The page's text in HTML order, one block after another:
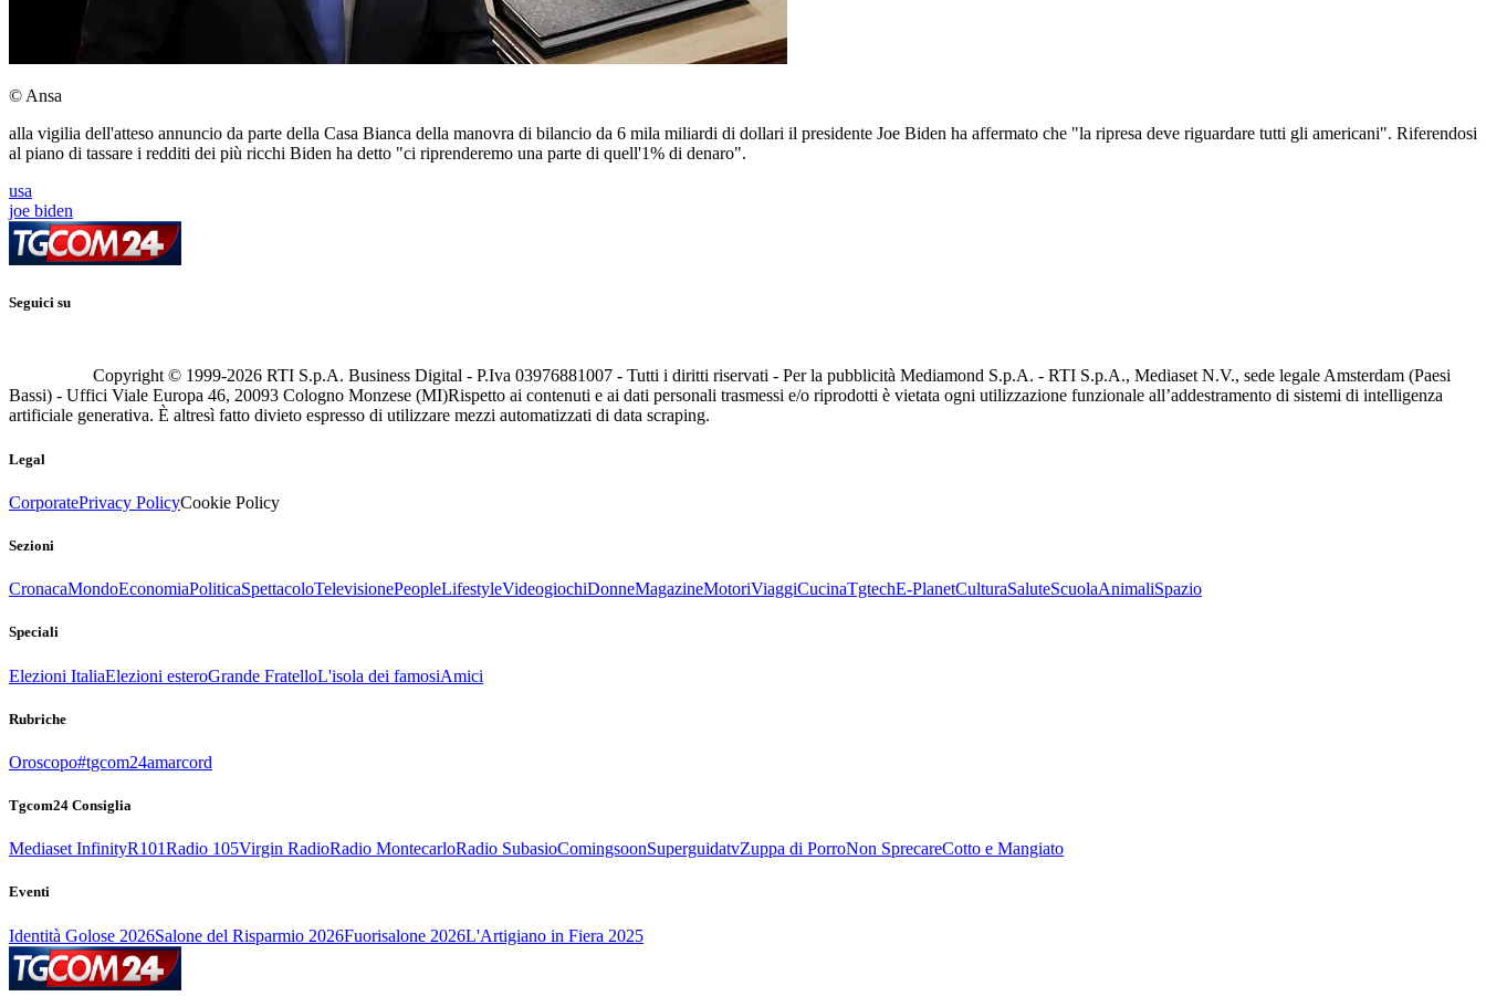
© Ansa
alla vigilia dell'atteso annuncio da parte della Casa Bianca della manovra di bilancio da 6 mila miliardi di dollari il presidente Joe Biden ha affermato che "la ripresa deve riguardare tutti gli americani". Riferendosi
al piano di tassare i redditi dei più ricchi Biden ha detto "ci riprenderemo una parte di quell'1% di denaro".
usa
joe biden
Seguici su
Copyright © 1999-2026 RTI S.p.A. Business Digital - P.Iva 03976881007 - Tutti i diritti riservati - Per la pubblicità Mediamond S.p.A. - RTI S.p.A., Mediaset N.V., sede legale Amsterdam (Paesi
Bassi) - Uffici Viale Europa 46, 20093 Cologno Monzese (MI)Rispetto ai contenuti e ai dati personali trasmessi e/o riprodotti è vietata ogni utilizzazione funzionale all’addestramento di sistemi di intelligenza
artificiale generativa. È altresì fatto divieto espresso di utilizzare mezzi automatizzati di data scraping.
Legal
CorporatePrivacy PolicyCookie Policy
Sezioni
CronacaMondoEconomiaPoliticaSpettacoloTelevisionePeopleLifestyleVideogiochiDonneMagazineMotoriViaggiCucinaTgtechE-PlanetCulturaSaluteScuolaAnimaliSpazio
Speciali
Elezioni ItaliaElezioni esteroGrande FratelloL'isola dei famosiAmici
Rubriche
Oroscopo#tgcom24amarcord
Tgcom24 Consiglia
Mediaset InfinityR101Radio 105Virgin RadioRadio MontecarloRadio SubasioComingsoonSuperguidatvZuppa di PorroNon SprecareCotto e Mangiato
Eventi
Identità Golose 2026Salone del Risparmio 2026Fuorisalone 2026L'Artigiano in Fiera 2025